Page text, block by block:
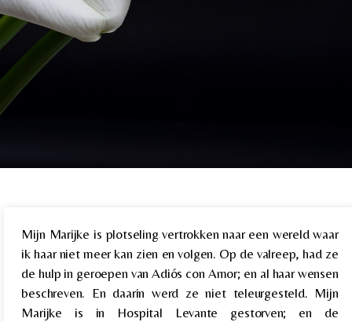
Mijn Marijke is plotseling vertrokken naar een wereld waar
ik haar niet meer kan zien en volgen. Op de valreep, had ze
de hulp in geroepen van Adiós con Amor; en al haar wensen
beschreven. En daarin werd ze niet teleurgesteld. Mijn
Marijke is in Hospital Levante gestorven; en de